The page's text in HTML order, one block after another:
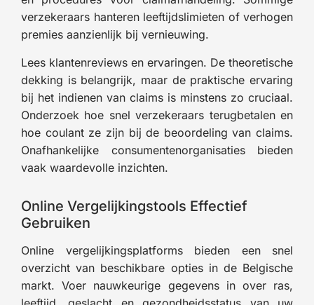
verzekeraars hanteren leeftijdslimieten of verhogen
premies aanzienlijk bij vernieuwing.
Lees klantenreviews en ervaringen. De theoretische
dekking is belangrijk, maar de praktische ervaring
bij het indienen van claims is minstens zo cruciaal.
Onderzoek hoe snel verzekeraars terugbetalen en
hoe coulant ze zijn bij de beoordeling van claims.
Onafhankelijke consumentenorganisaties bieden
vaak waardevolle inzichten.
Online Vergelijkingstools Effectief
Gebruiken
Online vergelijkingsplatforms bieden een snel
overzicht van beschikbare opties in de Belgische
markt. Voer nauwkeurige gegevens in over ras,